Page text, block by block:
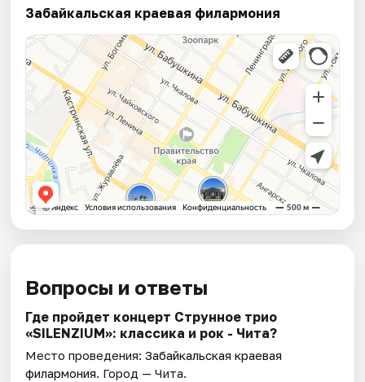
Забайкальская краевая филармония
Вопросы и ответы
Где пройдет концерт Струнное трио
«SILENZIUM»: классика и рок - Чита?
Место проведения:Забайкальская краевая
филармония. Город — Чита.